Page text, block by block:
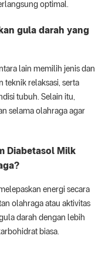
optimal.
gula darah yang
lain memilih jenis dan
teknik relaksasi, serta
tubuh. Selain itu,
selama olahraga agar
Diabetasol Milk
energi secara
olahraga atau aktivitas
darah dengan lebih
biasa.